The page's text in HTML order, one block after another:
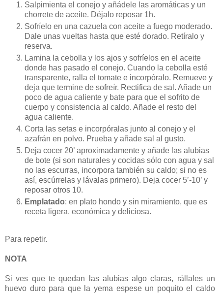
Salpimienta el conejo y añádele las aromáticas y un
chorrete de aceite. Déjalo reposar 1h.
Sofríelo en una cazuela con aceite a fuego moderado.
Dale unas vueltas hasta que esté dorado. Retíralo y
reserva.
Lamina la cebolla y los ajos y sofríelos en el aceite
donde has pasado el conejo. Cuando la cebolla esté
transparente, ralla el tomate e incorpóralo. Remueve y
deja que termine de sofreír. Rectifica de sal. Añade un
poco de agua caliente y bate para que el sofrito de
cuerpo y consistencia al caldo. Añade el resto del
agua caliente.
Corta las setas e incorpóralas junto al conejo y el
azafrán en polvo. Prueba y añade sal al gusto.
Deja cocer 20’ aproximadamente y añade las alubias
de bote (si son naturales y cocidas sólo con agua y sal
no las escurras, incorpora también su caldo; si no es
así, escúrrelas y lávalas primero). Deja cocer 5’-10’ y
reposar otros 10.
Emplatado: en plato hondo y sin miramiento, que es
receta ligera, económica y deliciosa.
Para repetir.
NOTA
Si ves que te quedan las alubias algo claras, rállales un
huevo duro para que la yema espese un poquito el caldo